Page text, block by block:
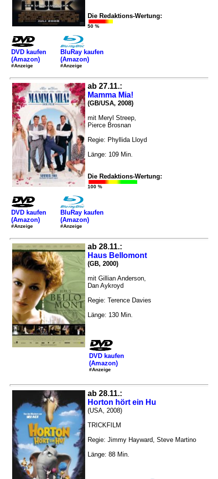
Die Redaktions-Wertung:
50 %
DVD kaufen
(Amazon)
#Anzeige
BluRay kaufen
(Amazon)
#Anzeige
ab 27.11.:
Mamma Mia!
(GB/USA, 2008)
mit Meryl Streep,
Pierce Brosnan
Regie: Phyllida Lloyd
Länge: 109 Min.
Die Redaktions-Wertung:
100 %
DVD kaufen
(Amazon)
#Anzeige
BluRay kaufen
(Amazon)
#Anzeige
ab 28.11.:
Haus Bellomont
(GB, 2000)
mit Gillian Anderson,
Dan Aykroyd
Regie: Terence Davies
Länge: 130 Min.
DVD kaufen
(Amazon)
#Anzeige
ab 28.11.:
Horton hört ein Hu
(USA, 2008)
TRICKFILM
Regie: Jimmy Hayward, Steve Martino
Länge: 88 Min.